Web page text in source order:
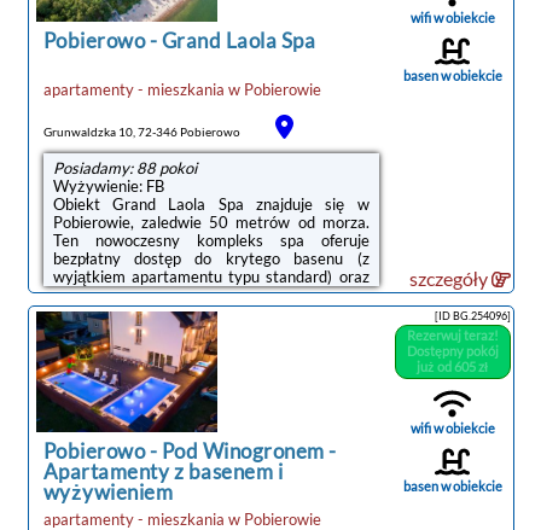
noclegi Pobierowo
Pobierowo-Grand Laola Spa
apartamenty - mieszkania w Pobierowie
Grunwaldzka 10, 72-346 Pobierowo
Posiadamy: 88 pokoi
Wyżywienie: FB
Obiekt Grand Laola Spa znajduje się w
Pobierowie, zaledwie 50 metrów od morza.
Ten nowoczesny kompleks spa oferuje
bezpłatny dostęp do krytego basenu (z
wyjątkiem apartamentu typu standard) oraz
pokoje i apartamenty z telewizorem i
dostępem do internetu.Pokoje są
przestronne, urządzone w klasycznym stylu i
wyposażone w drewniane meble. W każdym
z nich mieści się łazienka z prysznicem.Do
dyspozycji Gości jest doskonale wyposażone
spa i centrum odnowy biologicznej. Można tu
skorzystać z rozmaitych zabiegów, kąpieli i
okładów na ciało. Obiekt udostępnia także
solarium i gabinet ...
wifi w obiekcie
basen w obiekcie
szczegóły
Pobierowo- Pod Winogronem -
Apartamenty z basenem i
wyżywieniem
apartamenty - mieszkania w Pobierowie
[ID BG.254096]
Rezerwuj teraz!
Dostępny pokój
już od 605 zł
wifi w obiekcie
basen w obiekcie